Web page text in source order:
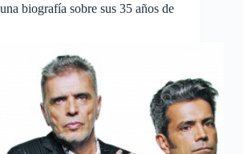
biografía sobre sus 35 años de